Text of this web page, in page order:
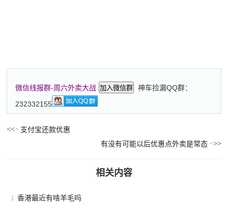
微信线报群-周六外卖大战 加入微信群
神车捡漏QQ群：
232332155
支付宝还款优惠
有没有可能以后优惠点外卖是常态
相关内容
1 香港最近有啥羊毛吗